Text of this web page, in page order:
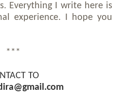
Everything I write here is
experience. I hope you
***
TO